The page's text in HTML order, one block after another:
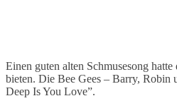
Einen guten alten Schmusesong
bieten. Die Bee Gees – Barry,
Deep Is You Love”.